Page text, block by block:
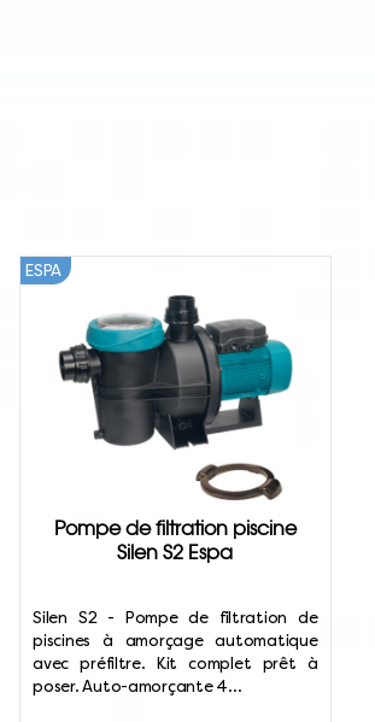
Pompe de filtration piscine
Silen S2 Espa
ESPA
Silen S2 - Pompe de filtration de
piscines à amorçage automatique
avec préfiltre. Kit complet prêt à
poser. Auto-amorçante 4…